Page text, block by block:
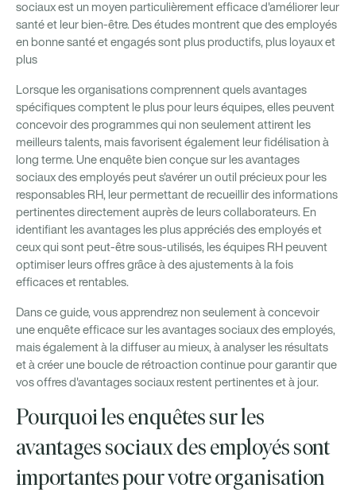
sociaux est un moyen particulièrement efficace d'améliorer leur
santé et leur bien-être. Des études montrent que des employés
en bonne santé et engagés sont plus productifs, plus loyaux et
plus
Lorsque les organisations comprennent quels avantages
spécifiques comptent le plus pour leurs équipes, elles peuvent
concevoir des programmes qui non seulement attirent les
meilleurs talents, mais favorisent également leur fidélisation à
long terme. Une enquête bien conçue sur les avantages
sociaux des employés peut s'avérer un outil précieux pour les
responsables RH, leur permettant de recueillir des informations
pertinentes directement auprès de leurs collaborateurs. En
identifiant les avantages les plus appréciés des employés et
ceux qui sont peut-être sous-utilisés, les équipes RH peuvent
optimiser leurs offres grâce à des ajustements à la fois
efficaces et rentables.
Dans ce guide, vous apprendrez non seulement à concevoir
une enquête efficace sur les avantages sociaux des employés,
mais également à la diffuser au mieux, à analyser les résultats
et à créer une boucle de rétroaction continue pour garantir que
vos offres d'avantages sociaux restent pertinentes et à jour.
Pourquoi les enquêtes sur les
avantages sociaux des employés sont
importantes pour votre organisation